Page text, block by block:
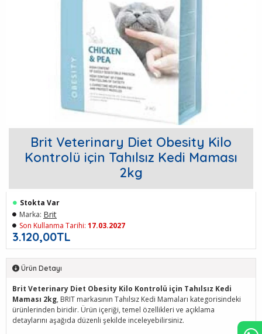
Brit Veterinary Diet Obesity Kilo
Kontrolü için Tahılsız Kedi Maması
2kg
3.120,00TL
Stokta Var
Marka: Brit
Son Kullanma Tarihi: 17.03.2027
Ürün Detayı
Brit Veterinary Diet Obesity Kilo Kontrolü için Tahılsız Kedi
Maması 2kg, BRIT markasının Tahılsız Kedi Mamaları kategorisindeki
ürünlerinden biridir. Ürün içeriği, temel özellikleri ve açıklama
detaylarını aşağıda düzenli şekilde inceleyebilirsiniz.